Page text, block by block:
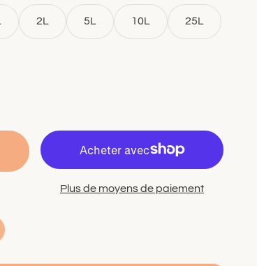
2L 5L 10L 25L
Plus de moyens de paiement